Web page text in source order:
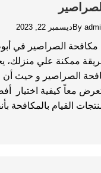
By ديسمبر 22, 2023
الصراصير في
ممكنة علي منزلك،
الصراصير و حيث
معاً كيفية اختيار
القيام بالمكافحة